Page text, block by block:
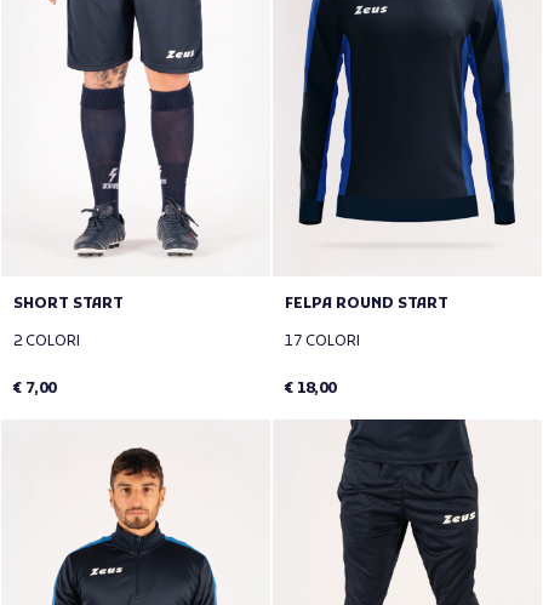
SHORT START
2 COLORI
€ 7,00
FELPA ROUND START
17 COLORI
€ 18,00